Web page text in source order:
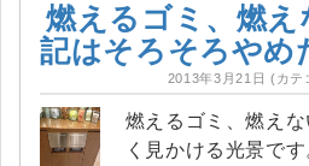
燃えるゴミ、燃
記はそろそろやめ
2013年3月21日 (カテ
燃えるゴミ、燃え
く見かける光景で